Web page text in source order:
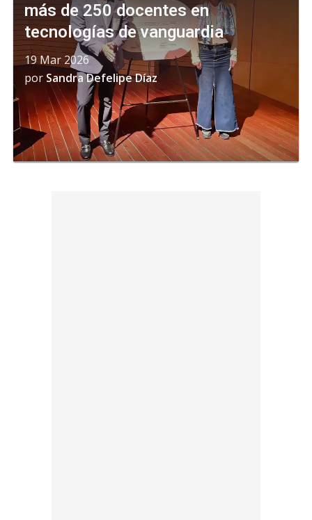
más de 250 docentes en
tecnologías de vanguardia
19 Mar 2026
por Sandra Defelipe Díaz